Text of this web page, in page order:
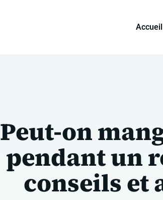
Accueil
Peut-on
pendant un
conseils et